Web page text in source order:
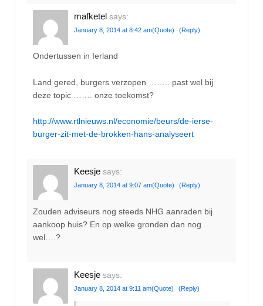
mafketel says:
January 8, 2014 at 8:42 am(Quote) (Reply)
Ondertussen in Ierland
Land gered, burgers verzopen …….. past wel bij
deze topic ……. onze toekomst?
http://www.rtlnieuws.nl/economie/beurs/de-ierse-
burger-zit-met-de-brokken-hans-analyseert
Keesje says:
January 8, 2014 at 9:07 am(Quote) (Reply)
Zouden adviseurs nog steeds NHG aanraden bij
aankoop huis? En op welke gronden dan nog
wel….?
Keesje says:
January 8, 2014 at 9:11 am(Quote) (Reply)